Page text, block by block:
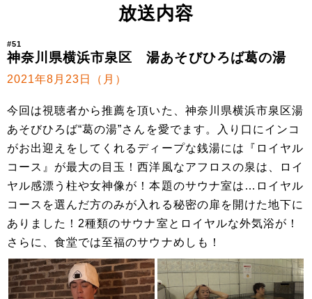
放送内容
#51
神奈川県横浜市泉区 湯あそびひろば葛の湯
2021年8月23日（月）
今回は視聴者から推薦を頂いた、神奈川県横浜市泉区湯
あそびひろば“葛の湯”さんを愛でます。入り口にインコ
がお出迎えをしてくれるディープな銭湯には『ロイヤル
コース』が最大の目玉！西洋風なアフロスの泉は、ロイ
ヤル感漂う柱や女神像が！本題のサウナ室は…ロイヤル
コースを選んだ方のみが入れる秘密の扉を開けた地下に
ありました！2種類のサウナ室とロイヤルな外気浴が！
さらに、食堂では至福のサウナめしも！